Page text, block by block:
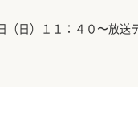
（日）１１：４０〜放送